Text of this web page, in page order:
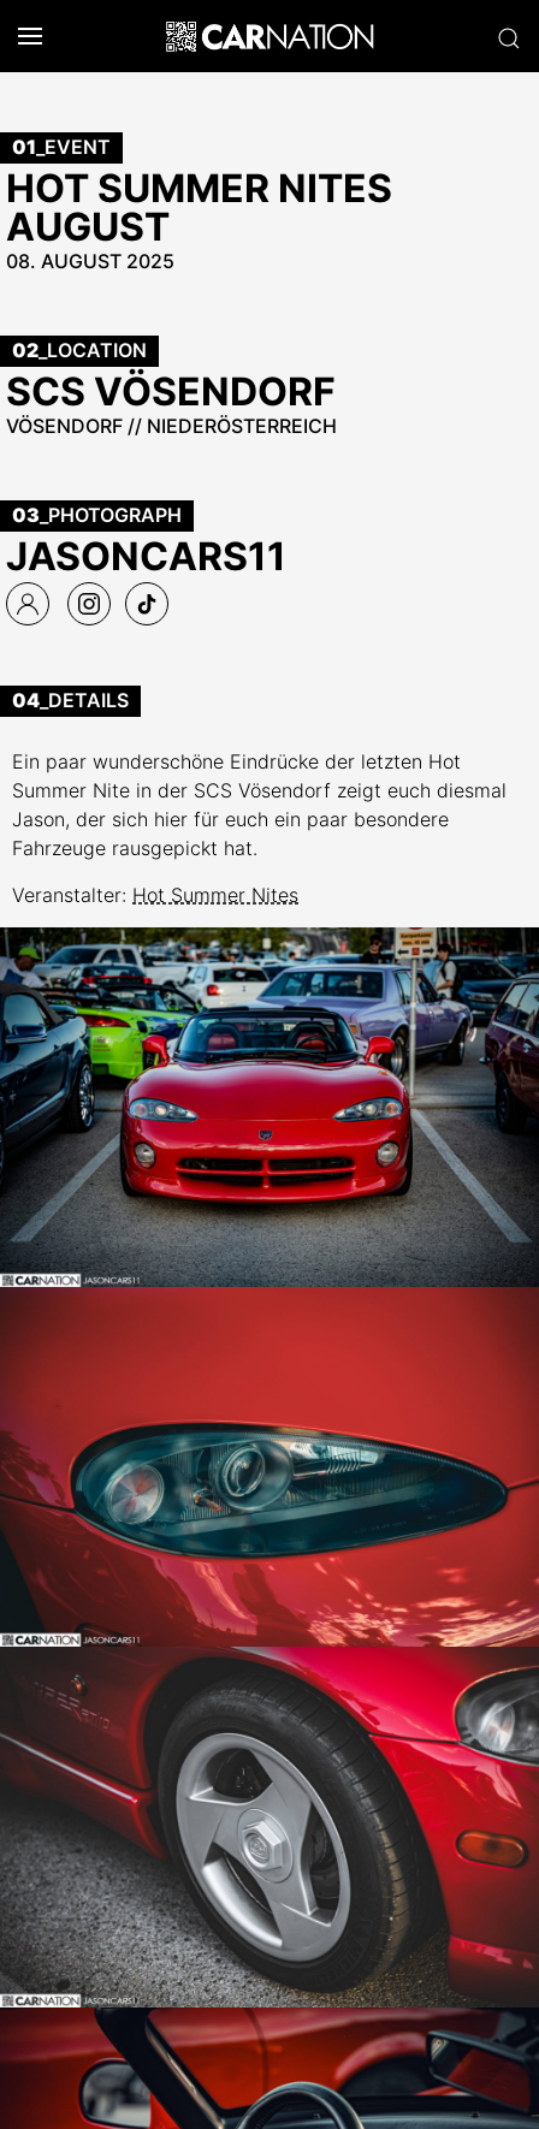
01 _EVENT
HOT SUMMER NITES
AUGUST
08. AUGUST 2025
02 _LOCATION
SCS VÖSENDORF
VÖSENDORF // NIEDERÖSTERREICH
03 _PHOTOGRAPH
JASONCARS11
04 _DETAILS
Ein paar wunderschöne Eindrücke der letzten Hot
Summer Nite in der SCS Vösendorf zeigt euch diesmal
Jason, der sich hier für euch ein paar besondere
Fahrzeuge rausgepickt hat.
Veranstalter: Hot Summer Nites